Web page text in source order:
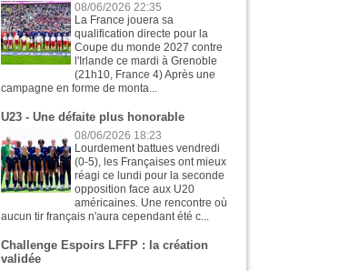
08/06/2026 22:35
La France jouera sa
qualification directe pour la
Coupe du monde 2027 contre
l'Irlande ce mardi à Grenoble
(21h10, France 4) Après une
campagne en forme de monta...
U23 - Une défaite plus honorable
08/06/2026 18:23
Lourdement battues vendredi
(0-5), les Françaises ont mieux
réagi ce lundi pour la seconde
opposition face aux U20
américaines. Une rencontre où
aucun tir français n'aura cependant été c...
Challenge Espoirs LFFP : la création
validée